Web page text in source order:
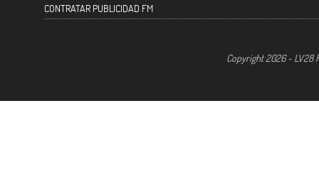
CONTRATAR PUBLICIDAD FM
Copyright 2026 - LV28